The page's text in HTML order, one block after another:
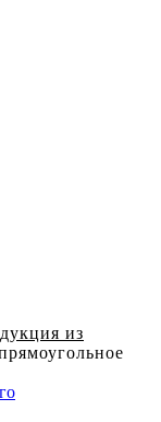
из